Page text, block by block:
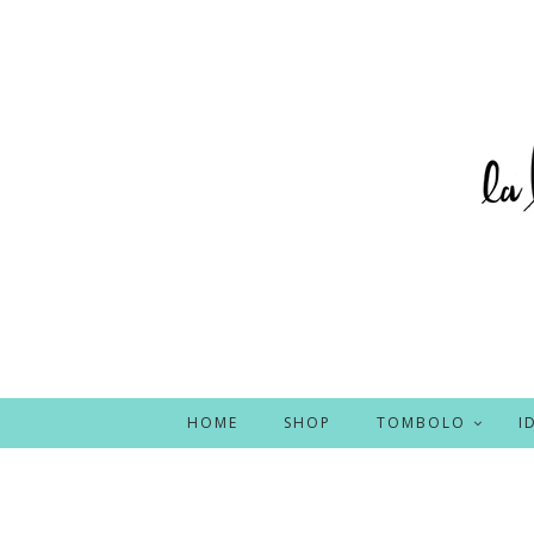
HOME SHOP TOMBOLO